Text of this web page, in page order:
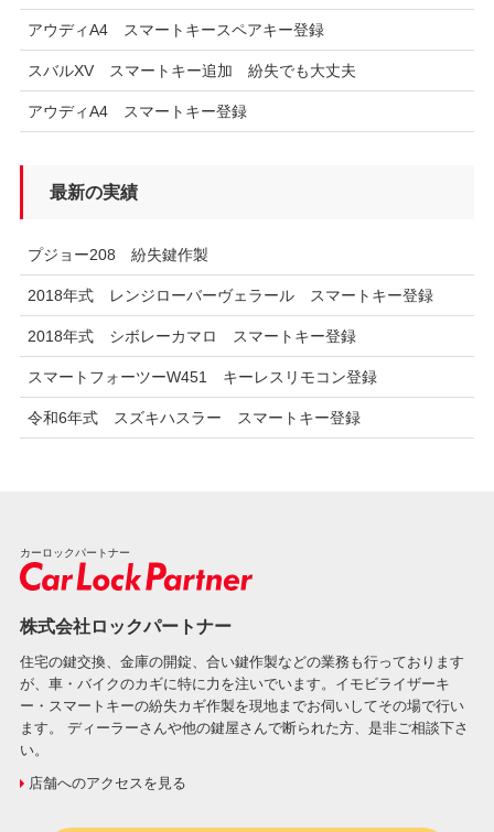
アウディA4 スマートキースペアキー登録
スバルXV スマートキー追加 紛失でも大丈夫
アウディA4 スマートキー登録
最新の実績
プジョー208 紛失鍵作製
2018年式 レンジローバーヴェラール スマートキー登録
2018年式 シボレーカマロ スマートキー登録
スマートフォーツーW451 キーレスリモコン登録
令和6年式 スズキハスラー スマートキー登録
カーロックパートナー
株式会社ロックパートナー
住宅の鍵交換、金庫の開錠、合い鍵作製などの業務も行っております
が、車・バイクのカギに特に力を注いでいます。イモビライザーキ
ー・スマートキーの紛失カギ作製を現地までお伺いしてその場で行い
ます。 ディーラーさんや他の鍵屋さんで断られた方、是非ご相談下さ
い。
店舗へのアクセスを見る